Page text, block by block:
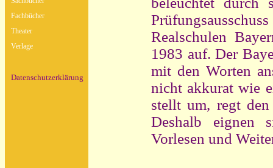
Fachbücher
Theater
Verlage
Datenschutzerklärung
Realschulen
1983 auf. Der
mit den Worten
nicht akkurat wie
stellt um, regt den
Deshalb eignen
Vorlesen und